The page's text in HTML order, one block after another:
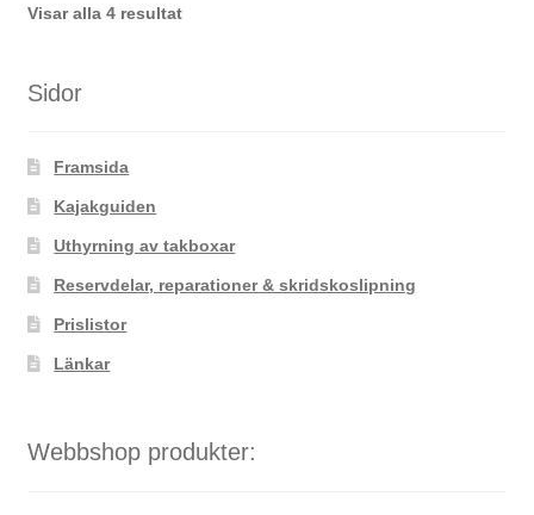
Visar alla 4 resultatSortera
Sidor
Framsida
Kajakguiden
Uthyrning av takboxar
Reservdelar, reparationer & skridskoslipning
Prislistor
Länkar
Webbshop produkter: